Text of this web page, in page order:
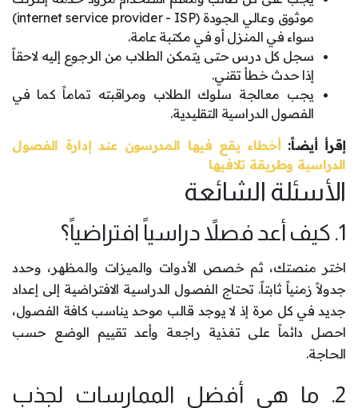
موثوق وعالي الجودة (internet service provider - ISP)
سواء في المنزل أو في مكتبة عامة.
سجل كل درس حتى يتمكن الطلاب من الرجوع إليه لاحقاً
إذا حدث خطأ تقني.
يجب معالجة سلوك الطلاب ومراقبته تماماً كما في
الفصول الدراسية التقليدية.
إقرأ أيضاً: أخطاء يقع فيها المدرسون عند إدارة الفصول
الدراسية وطريقة تلافيها
الأسئلة الشائعة
1. كيف أعد فصلاً دراسياً افتراضياً؟
اختر منصتك، ثم خصص الأدوات والميزات والمظهر، وحدد
جدولاً زمنياً ثابتاً. تحتاج الفصول الدراسية الافتراضية إلى إعداد
جديد في كل مرة إذ لا يوجد قالب موحد يناسب كافة الفصول،
احصل دائماً على تغذية راجعة وأعد تقييم الوضع حسب
الحاجة.
2. ما هي أفضل الممارسات لجذب